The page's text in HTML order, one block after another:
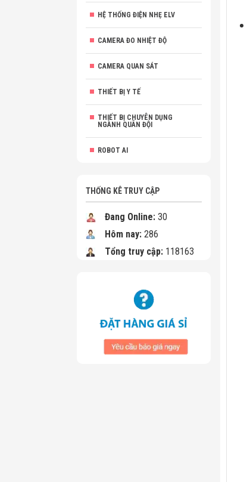
HỆ THỐNG ĐIỆN NHẸ ELV
CAMERA ĐO NHIỆT ĐỘ
CAMERA QUAN SÁT
THIẾT BỊ Y TẾ
THIẾT BỊ CHUYÊN DỤNG
NGÀNH QUÂN ĐỘI
ROBOT AI
THỐNG KÊ TRUY CẬP
Đang Online: 30
Hôm nay: 286
Tổng truy cập: 118163